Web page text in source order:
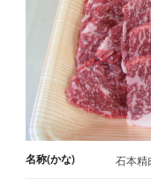
名称(かな) 石本精